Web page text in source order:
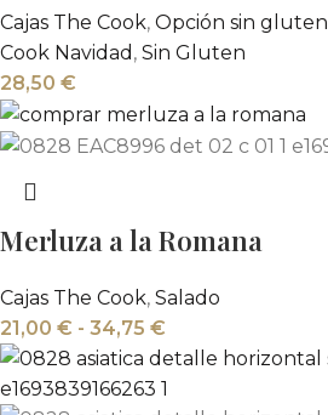
Cajas The Cook, Opción sin gluten
Cook Navidad , Sin Gluten
28,50 €
Merluza a la Romana
Cajas The Cook, Salado
21,00 € - 34,75 €